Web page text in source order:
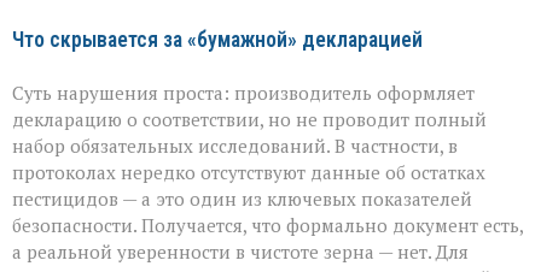
Что скрывается за «бумажной» декларацией
Суть нарушения проста: производитель оформляет
декларацию о соответствии, но не проводит полный
набор обязательных исследований. В частности, в
протоколах нередко отсутствуют данные об остатках
пестицидов — а это один из ключевых показателей
безопасности. Получается, что формально документ есть,
а реальной уверенности в чистоте зерна — нет. Для